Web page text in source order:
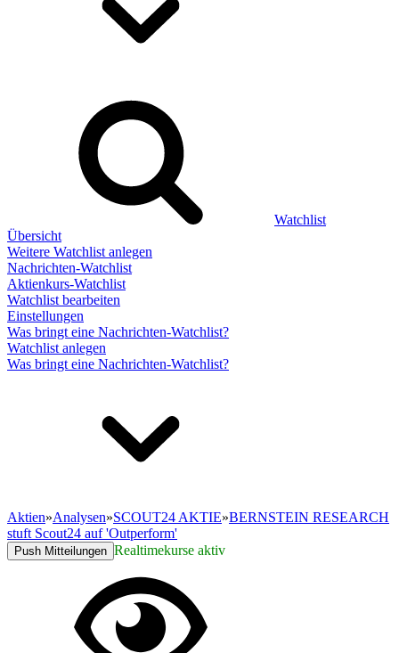
Watchlist
Übersicht
Weitere Watchlist anlegen
Nachrichten-Watchlist
Aktienkurs-Watchlist
Watchlist bearbeiten
Einstellungen
Was bringt eine Nachrichten-Watchlist?
Watchlist anlegen
Was bringt eine Nachrichten-Watchlist?
Aktien»Analysen»SCOUT24 AKTIE»BERNSTEIN RESEARCH
stuft Scout24 auf 'Outperform'
Push Mitteilungen Realtimekurse aktiv